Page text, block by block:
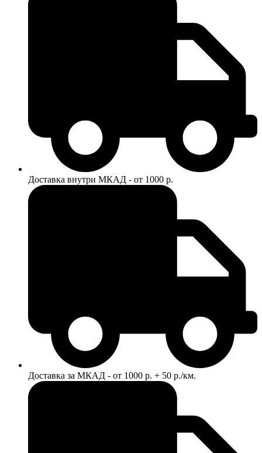
Доставка внутри МКАД - от 1000 р.
Доставка за МКАД - от 1000 р. + 50 р./км.